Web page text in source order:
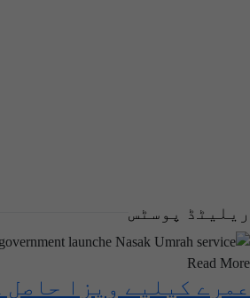
ریلیٹڈ پوسٹس
Read More
عمرے کیلیے ویزا